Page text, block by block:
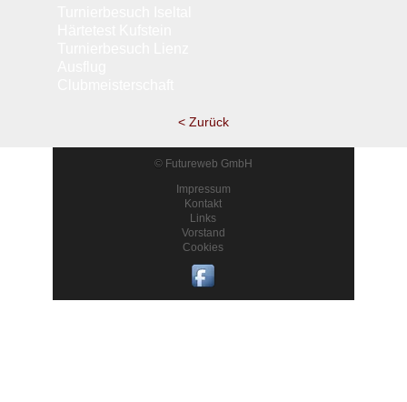
< Zurück
© Futureweb GmbH
Impressum
Kontakt
Links
Vorstand
Cookies